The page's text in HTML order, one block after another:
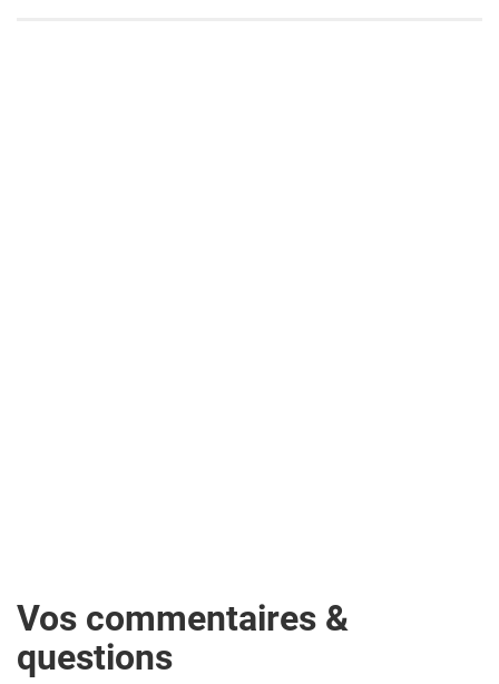
Vos commentaires &
questions